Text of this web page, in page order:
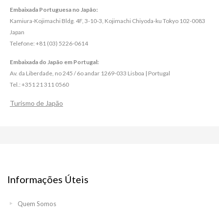
Embaixada Portuguesa no Japão:
Kamiura-Kojimachi Bldg. 4F, 3-10-3, Kojimachi Chiyoda-ku Tokyo 102-0083
Japan
Telefone: +81 (03) 5226-0614
Embaixada do Japão em Portugal:
Av. da Liberdade, no 245 / 6o andar 1269-033 Lisboa | Portugal
Tel.: +351 21 311 0560
Turismo de Japão
Informações Úteis
Quem Somos